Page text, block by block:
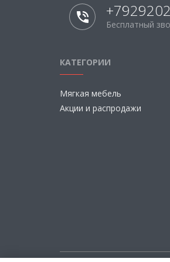
Бесплатный
КАТЕГОРИИ
Мягкая мебель
Акции и распродажи